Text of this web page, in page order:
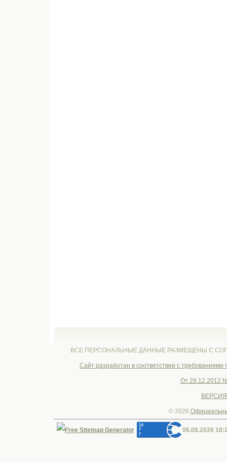
ВСЕ ПЕРСОНАЛЬНЫЕ ДАННЫЕ РАЗМЕЩЕНЫ С
Cайт разработан в соответствии с
От 29.12.2012
© 2026
06.08.2026